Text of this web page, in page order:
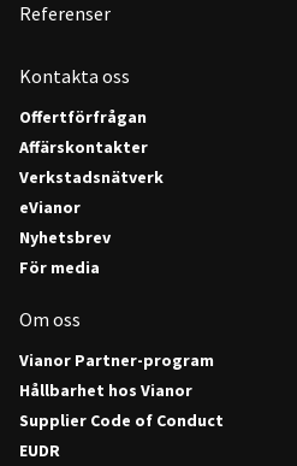
Referenser
Kontakta oss
Offertförfrågan
Affärskontakter
Verkstadsnätverk
eVianor
Nyhetsbrev
För media
Om oss
Vianor Partner-program
Hållbarhet hos Vianor
Supplier Code of Conduct
EUDR